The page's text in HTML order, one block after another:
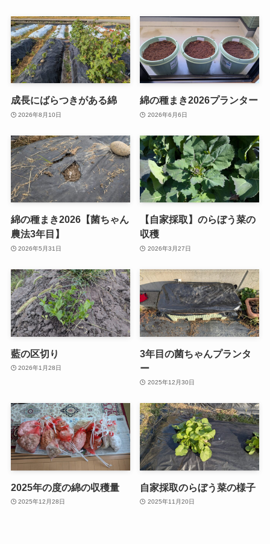
成長にばらつきがある綿
2026年8月10日
綿の種まき2026プランター
2026年6月6日
綿の種まき2026【菌ちゃん
農法3年目】
2026年5月31日
【自家採取】のらぼう菜の
収穫
2026年3月27日
藍の区切り
2026年1月28日
3年目の菌ちゃんプランタ
ー
2025年12月30日
2025年の度の綿の収穫量
2025年12月28日
自家採取のらぼう菜の様子
2025年11月20日